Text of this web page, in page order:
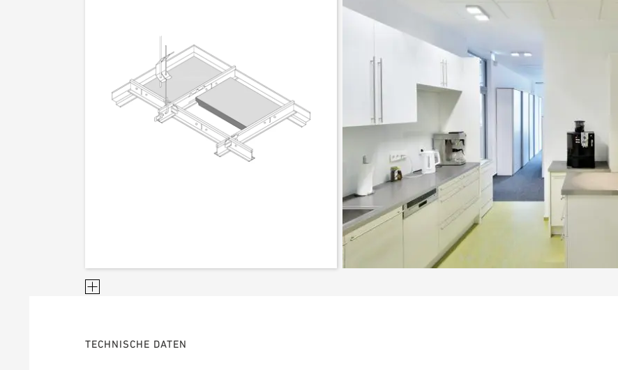
TECHNISCHE DATEN